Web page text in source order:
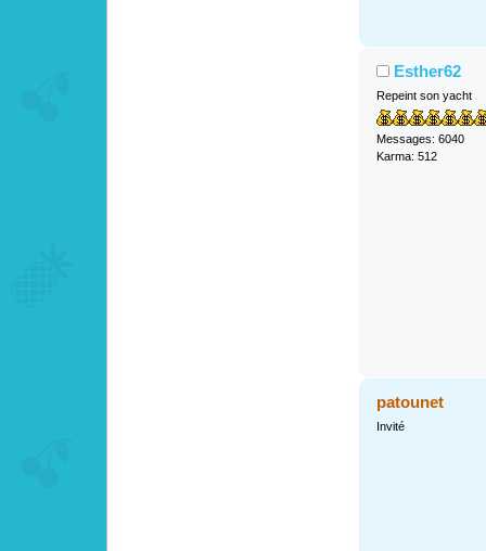
Esther62
Repeint son yacht
Messages: 6040
Karma: 512
patounet
Invité